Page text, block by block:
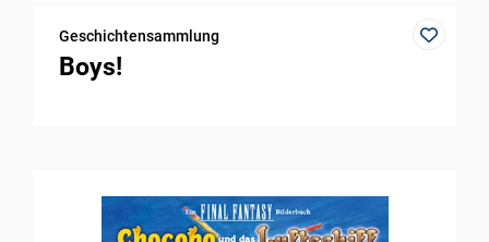
Geschichtensammlung
Boys!